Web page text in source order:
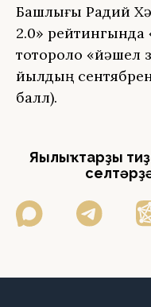
Башлығы Радий
2.0» рейтингында
тотороҡло «йәшел
йылдың
балл).
Яңылыҡтарҙы